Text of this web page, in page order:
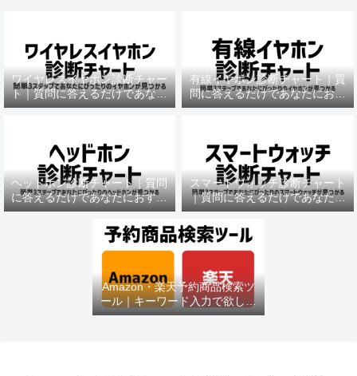
ワイヤレスイヤホン診断チャー
ト｜質問に答えるだけであなた
におすすめの機種がわかる
有線イヤホン診断チャート｜質
問に答えるだけであなたにおす
すめの機種がわかる
ヘッドホン診断チャート｜質問
に答えるだけであなたにおすす
めの機種がわかる
スマートウォッチ診断チャート
｜質問に答えるだけであなたに
おすすめの機種がわかる
Amazon・楽天予約商品検索ツ
ール｜キーワード入力で欲しい
商品を即チェック